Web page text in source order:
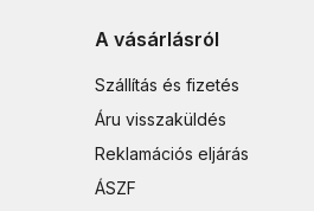
A vásárlásról
Szállítás és fizetés
Áru visszaküldés
Reklamációs eljárás
ÁSZF